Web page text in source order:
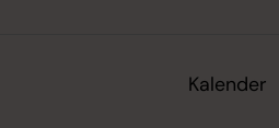
Kalender